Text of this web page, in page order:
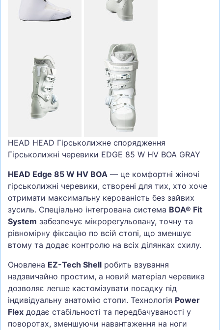
HEAD HEAD Гірськолижне спорядження
Гірськолижні черевики EDGE 85 W HV BOA GRAY
HEAD Edge 85 W HV BOA — це комфортні жіночі
гірськолижні черевики, створені для тих, хто хоче
отримати максимальну керованість без зайвих
зусиль. Спеціально інтегрована система BOA® Fit
System забезпечує мікрорегульовану, точну та
рівномірну фіксацію по всій стопі, що зменшує
втому та додає контролю на всіх ділянках схилу.
Оновлена EZ-Tech Shell робить взування
надзвичайно простим, а новий матеріал черевика
дозволяє легше кастомізувати посадку під
індивідуальну анатомію стопи. Технологія Power
Flex додає стабільності та передбачуваності у
поворотах, зменшуючи навантаження на ноги